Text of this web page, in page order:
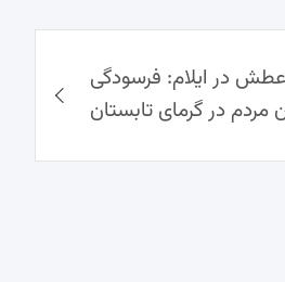
در ایلام: فرسودگی
مردم در گرمای تابستان